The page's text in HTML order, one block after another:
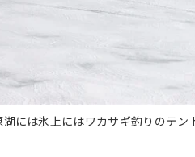
には氷上にはワカサギ釣りのテン